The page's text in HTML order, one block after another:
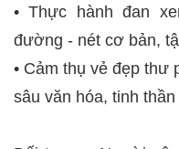
• Thực hành đan
đường - nét cơ bản,
• Cảm thụ vẻ đẹp thư
sâu văn hóa, tinh